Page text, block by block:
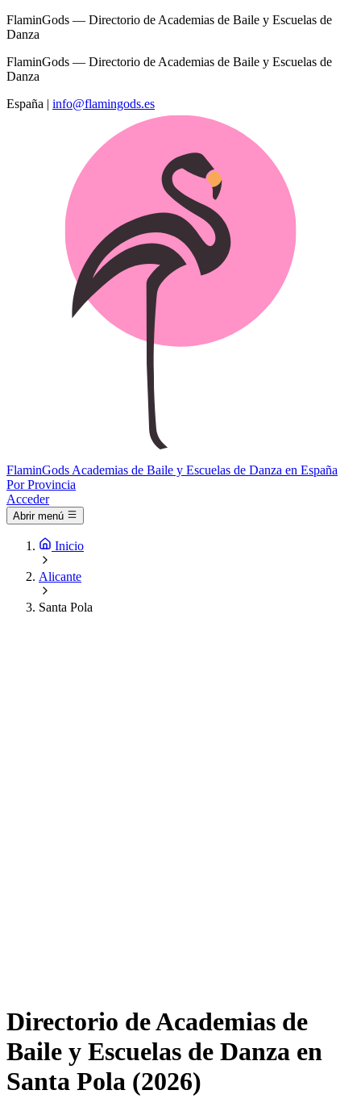
FlaminGods — Directorio de Academias de Baile y Escuelas de
Danza
FlaminGods — Directorio de Academias de Baile y Escuelas de
Danza
España | info@flamingods.es
FlaminGods Academias de Baile y Escuelas de Danza en España
Por Provincia
Acceder
Abrir menú
Inicio
Alicante
Santa Pola
Directorio de Academias de
Baile y Escuelas de Danza en
Santa Pola (2026)